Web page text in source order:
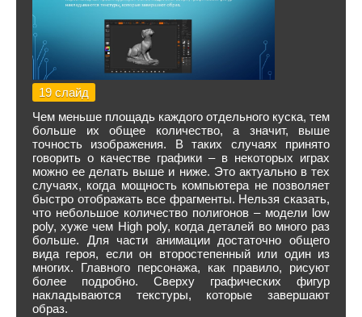
19 слайд
Чем меньше площадь каждого отдельного куска, тем
больше их общее количество, а значит, выше
точность изображения. В таких случаях принято
говорить о качестве графики – в некоторых играх
можно ее делать выше и ниже. Это актуально в тех
случаях, когда мощность компьютера не позволяет
быстро отображать все фрагменты. Нельзя сказать,
что небольшое количество полигонов – модели low
poly, хуже чем High poly, когда деталей во много раз
больше. Для части анимации достаточно общего
вида героя, если он второстепенный или один из
многих. Главного персонажа, как правило, рисуют
более подробно. Сверху графических фигур
накладываются текстуры, которые завершают
образ.